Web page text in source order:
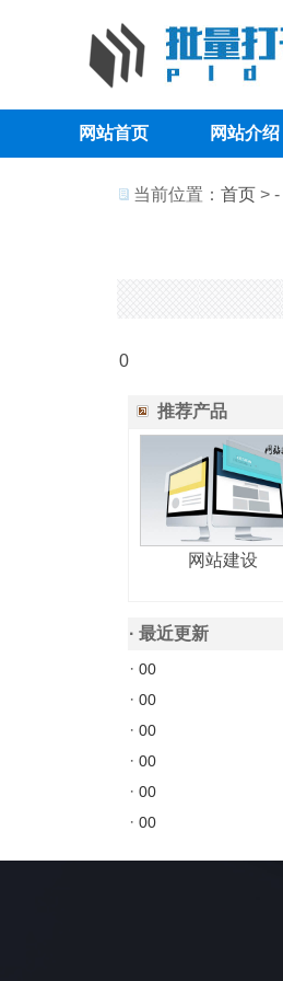
网站首页 网站介绍
当前位置： 首页 > -
0
推荐产品
网站建设
· 最近更新
· 00
· 00
· 00
· 00
· 00
· 00